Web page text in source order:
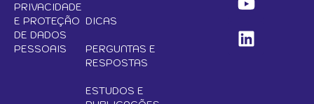
PRIVACIDADE
E PROTEÇÃO
DE DADOS
PESSOAIS
DICAS
PERGUNTAS E
RESPOSTAS
ESTUDOS E